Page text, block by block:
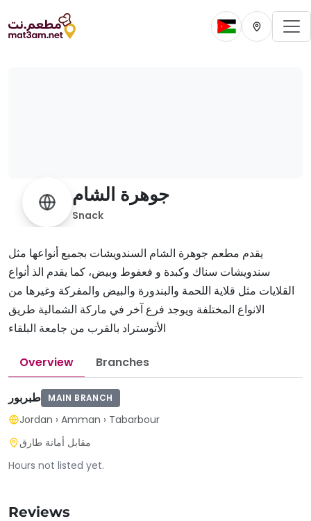
Change current
Change
جوهرة الشام
Snack
يقدم مطعم جوهرة الشام السندويشات بجميع أنواعها مثل
سندويشات سناك وكبدة و فعفوط وبيض، كما يقدم الذ أنواع
القلايات مثل قلاية اللحمة والبندورة والبيض والمفركة وغيرها من
الانواع المختلفة ويوجد فرع آخر في ماركة الشمالية طريق
الأتوستراد بالقرب من جامعة البلقاء
Overview Branches
طبربور MAIN BRANCH
Jordan › Amman › Tabarbour
مقابل أمانة طارق
Hours not listed yet.
Reviews